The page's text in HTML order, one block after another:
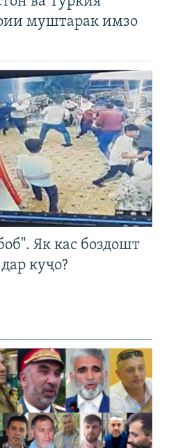
муштарак имзо
Як кас боздошт
куҷо?